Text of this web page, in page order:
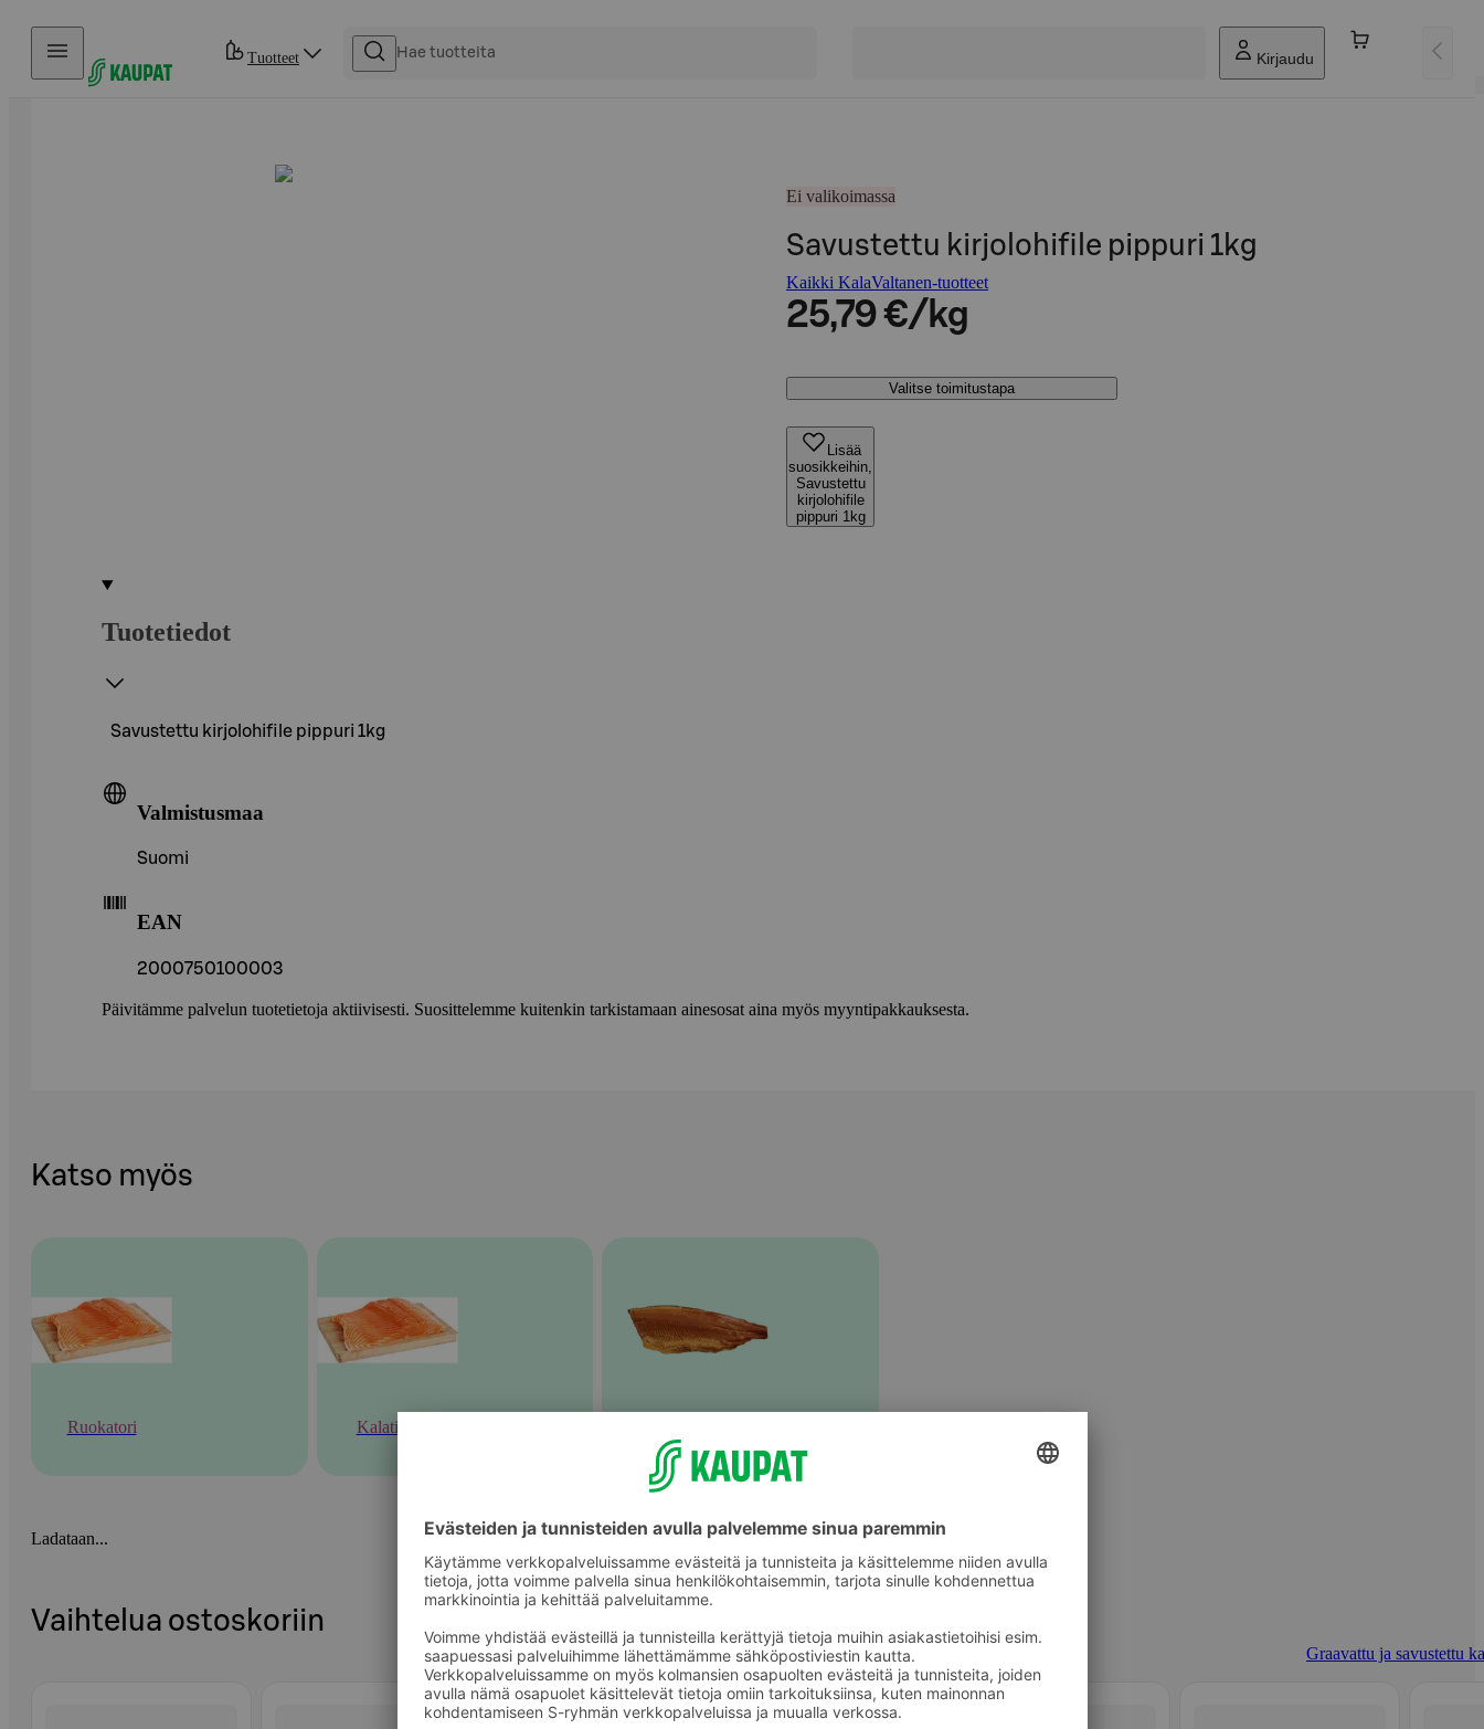
Hyppää sisältöön
Tuotteet Kirjaudu
Ei valikoimassa
Savustettu kirjolohifile pippuri 1kg
Kaikki KalaValtanen-tuotteet
25,79 €/kg
Valitse toimitustapa
Lisää
suosikkeihin,
Savustettu
kirjolohifile
pippuri 1kg
Tuotetiedot
Savustettu kirjolohifile pippuri 1kg
Valmistusmaa
Suomi
EAN
2000750100003
Päivitämme palvelun tuotetietoja aktiivisesti. Suosittelemme kuitenkin tarkistamaan ainesosat aina myös myyntipakkauksesta.
Katso myös
Ruokatori Kalatiski
Ladataan...
Vaihtelua ostoskoriin
Graavattu ja savustettu